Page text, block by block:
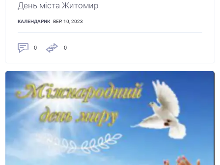
День міста Житомир
КАЛЕНДАРИК ВЕР. 10, 2023
0 0